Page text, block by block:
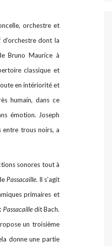
orchestre et
dont la
Bruno Maurice à
classique et
en intériorité et
humain, dans ce
émotion. Joseph
entre trous noirs, a
sonores tout à
Passacaille. Il s’agit
primaires et
Passacailledit Bach.
un troisième
donne une partie